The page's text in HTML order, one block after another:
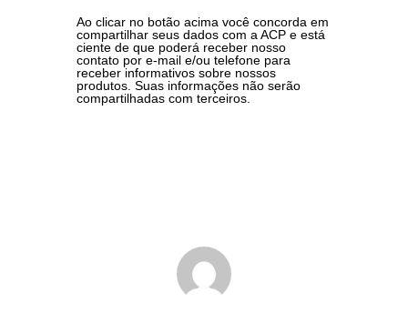
Ao clicar no botão acima você concorda em
compartilhar seus dados com a ACP e está
ciente de que poderá receber nosso
contato por e-mail e/ou telefone para
receber informativos sobre nossos
produtos. Suas informações não serão
compartilhadas com terceiros.